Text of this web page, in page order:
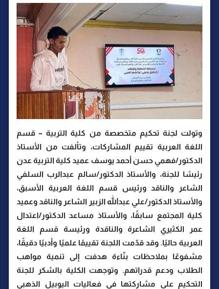
وتولت لجنة تحكيم متخصصة من كلية التربية – قسم
اللغة العربية تقييم المشاركات، وتألفت من الأستاذ
الدكتور/فهمي حسن أحمد يوسف عميد كلية التربية عدن
رئيسًا للجنة، والأستاذ الدكتور/سالم عبدالرب السلفي
الشاعر والناقد ورئيس قسم اللغة العربية الأسبق،
والأستاذ الدكتور/علي عبدالله الزبير الشاعر والناقد وعميد
كلية المجتمع سابقًا، والأستاذ مساعد الدكتور/اعتدال
عمر الكثيري الشاعرة والناقدة ورئيسة قسم اللغة
العربية حاليًا. وقد قدّمت اللجنة تقييمًا علميًا وأدبيًا دقيقًا،
مشفوعًا بملاحظات بنّاءة هدفت إلى تنمية مواهب
الطلاب ودعم قدراتهم. وتوجهت الكلية بالشكر للجنة
التحكيم على مشاركتها في فعاليات اليوبيل الذهبي